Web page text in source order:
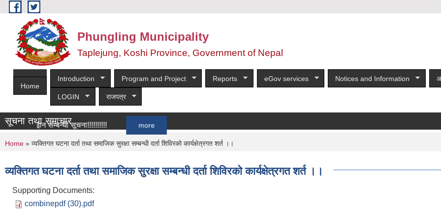
Skip to main content
Phungling Municipality
Taplejung, Koshi Province, Government of Nepal
Home
Introduction Program and Project Reports eGov services Notices and Information
LOGIN राजपत्र
सूचना तथा समाचार
आह्वान सम्बन्धी सूचना!!!!!!!!!!
You are here
Home » व्यक्तिगत घटना दर्ता तथा समाजिक सुरक्षा सम्बन्धी दर्ता शिविरको कार्यक्षेत्रगत शर्त ।।
व्यक्तिगत घटना दर्ता तथा समाजिक सुरक्षा सम्बन्धी दर्ता शिविरको कार्यक्षेत्रगत शर्त ।।
Supporting Documents:
combinepdf (30).pdf